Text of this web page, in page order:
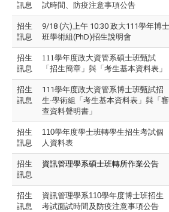
訊息
試時間、防疫注意事項公告
招生
訊息
9/18 (六)上午 10:30 政大111學年博士
班學術組(PhD)招生說明會
招生
訊息
111學年度政大資管系碩士班甄試
「招生簡章」與「考生基本資料表」
招生
訊息
111學年度政大資管系博士班甄試招
生-學術組「考生基本資料表」與「審
查資料聲明書」
招生
訊息
110學年度學士班轉學生招生考試個
人資料表
招生
訊息
資訊管理學系碩士班轉所作業公告
招生
訊息
資訊管理學系110學年度博士班招生
考試面試時間及防疫注意事項公告